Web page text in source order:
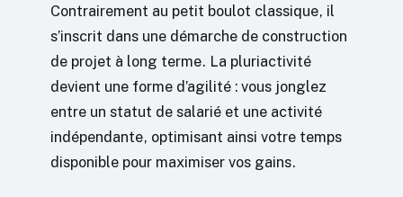
Contrairement au petit boulot classique, il
s’inscrit dans une démarche de construction
de projet à long terme. La pluriactivité
devient une forme d’agilité : vous jonglez
entre un statut de salarié et une activité
indépendante, optimisant ainsi votre temps
disponible pour maximiser vos gains.